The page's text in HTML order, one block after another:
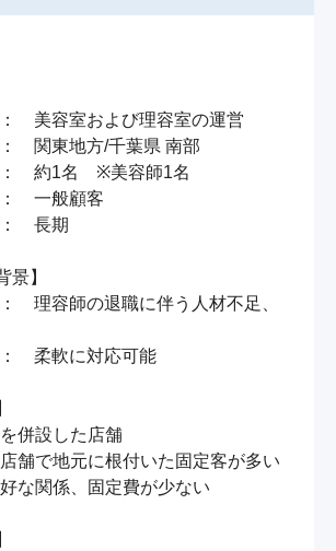
　美容室および理容室の運営
　関東地方/千葉県 南部
　約1名　※美容師1名
　一般顧客
　長期
景】
　理容師の退職に伴う人材不足、
　柔軟に対応可能
併設した店舗
舗で地元に根付いた固定客が多い
な関係、固定費が少ない